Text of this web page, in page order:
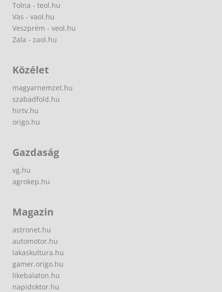
Tolna - teol.hu
Vas - vaol.hu
Veszprém - veol.hu
Zala - zaol.hu
Közélet
magyarnemzet.hu
szabadfold.hu
hirtv.hu
origo.hu
Gazdaság
vg.hu
agrokep.hu
Magazin
astronet.hu
automotor.hu
lakaskultura.hu
gamer.origo.hu
likebalaton.hu
napidoktor.hu